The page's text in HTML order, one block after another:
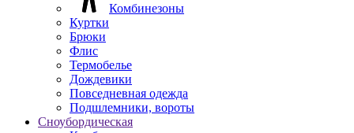
Комбинезоны
Куртки
Брюки
Флис
Термобелье
Дождевики
Повседневная одежда
Подшлемники, вороты
Сноубордическая